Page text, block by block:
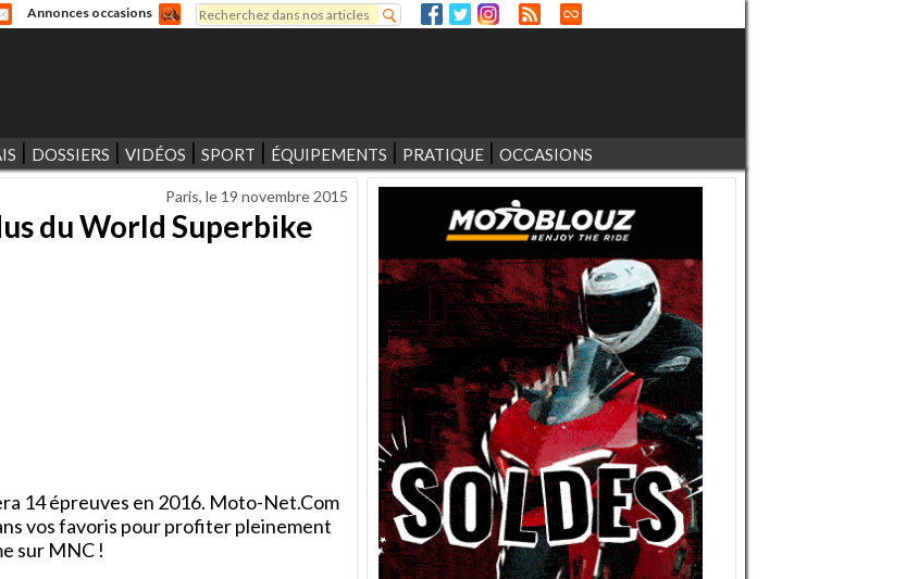
Annonces occasions
Formulaire de recherche
Rechercher
DOSSIERS VIDÉOS SPORT ÉQUIPEMENTS PRATIQUE OCCASIONS
Paris, le 19 novembre 2015
du World Superbike
14 épreuves en 2016. Moto-Net.Com
vos favoris pour profiter pleinement
sur MNC !